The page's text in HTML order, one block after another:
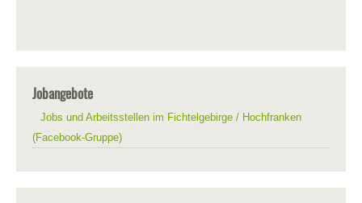
Jobangebote
Jobs und Arbeitsstellen im Fichtelgebirge / Hochfranken
(Facebook-Gruppe)